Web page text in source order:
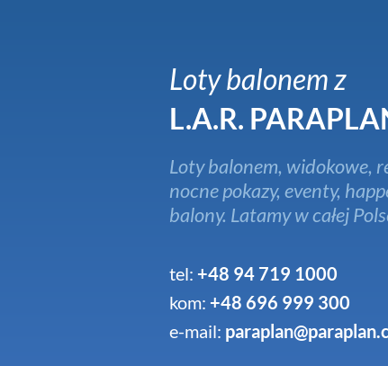
Loty balonem z
L.A.R.
Loty balonem, widokowe,
nocne pokazy, eventy,
balony. Latamy w całej
tel: +48 94 719 1000
kom: +48 696 999 300
e-mail: